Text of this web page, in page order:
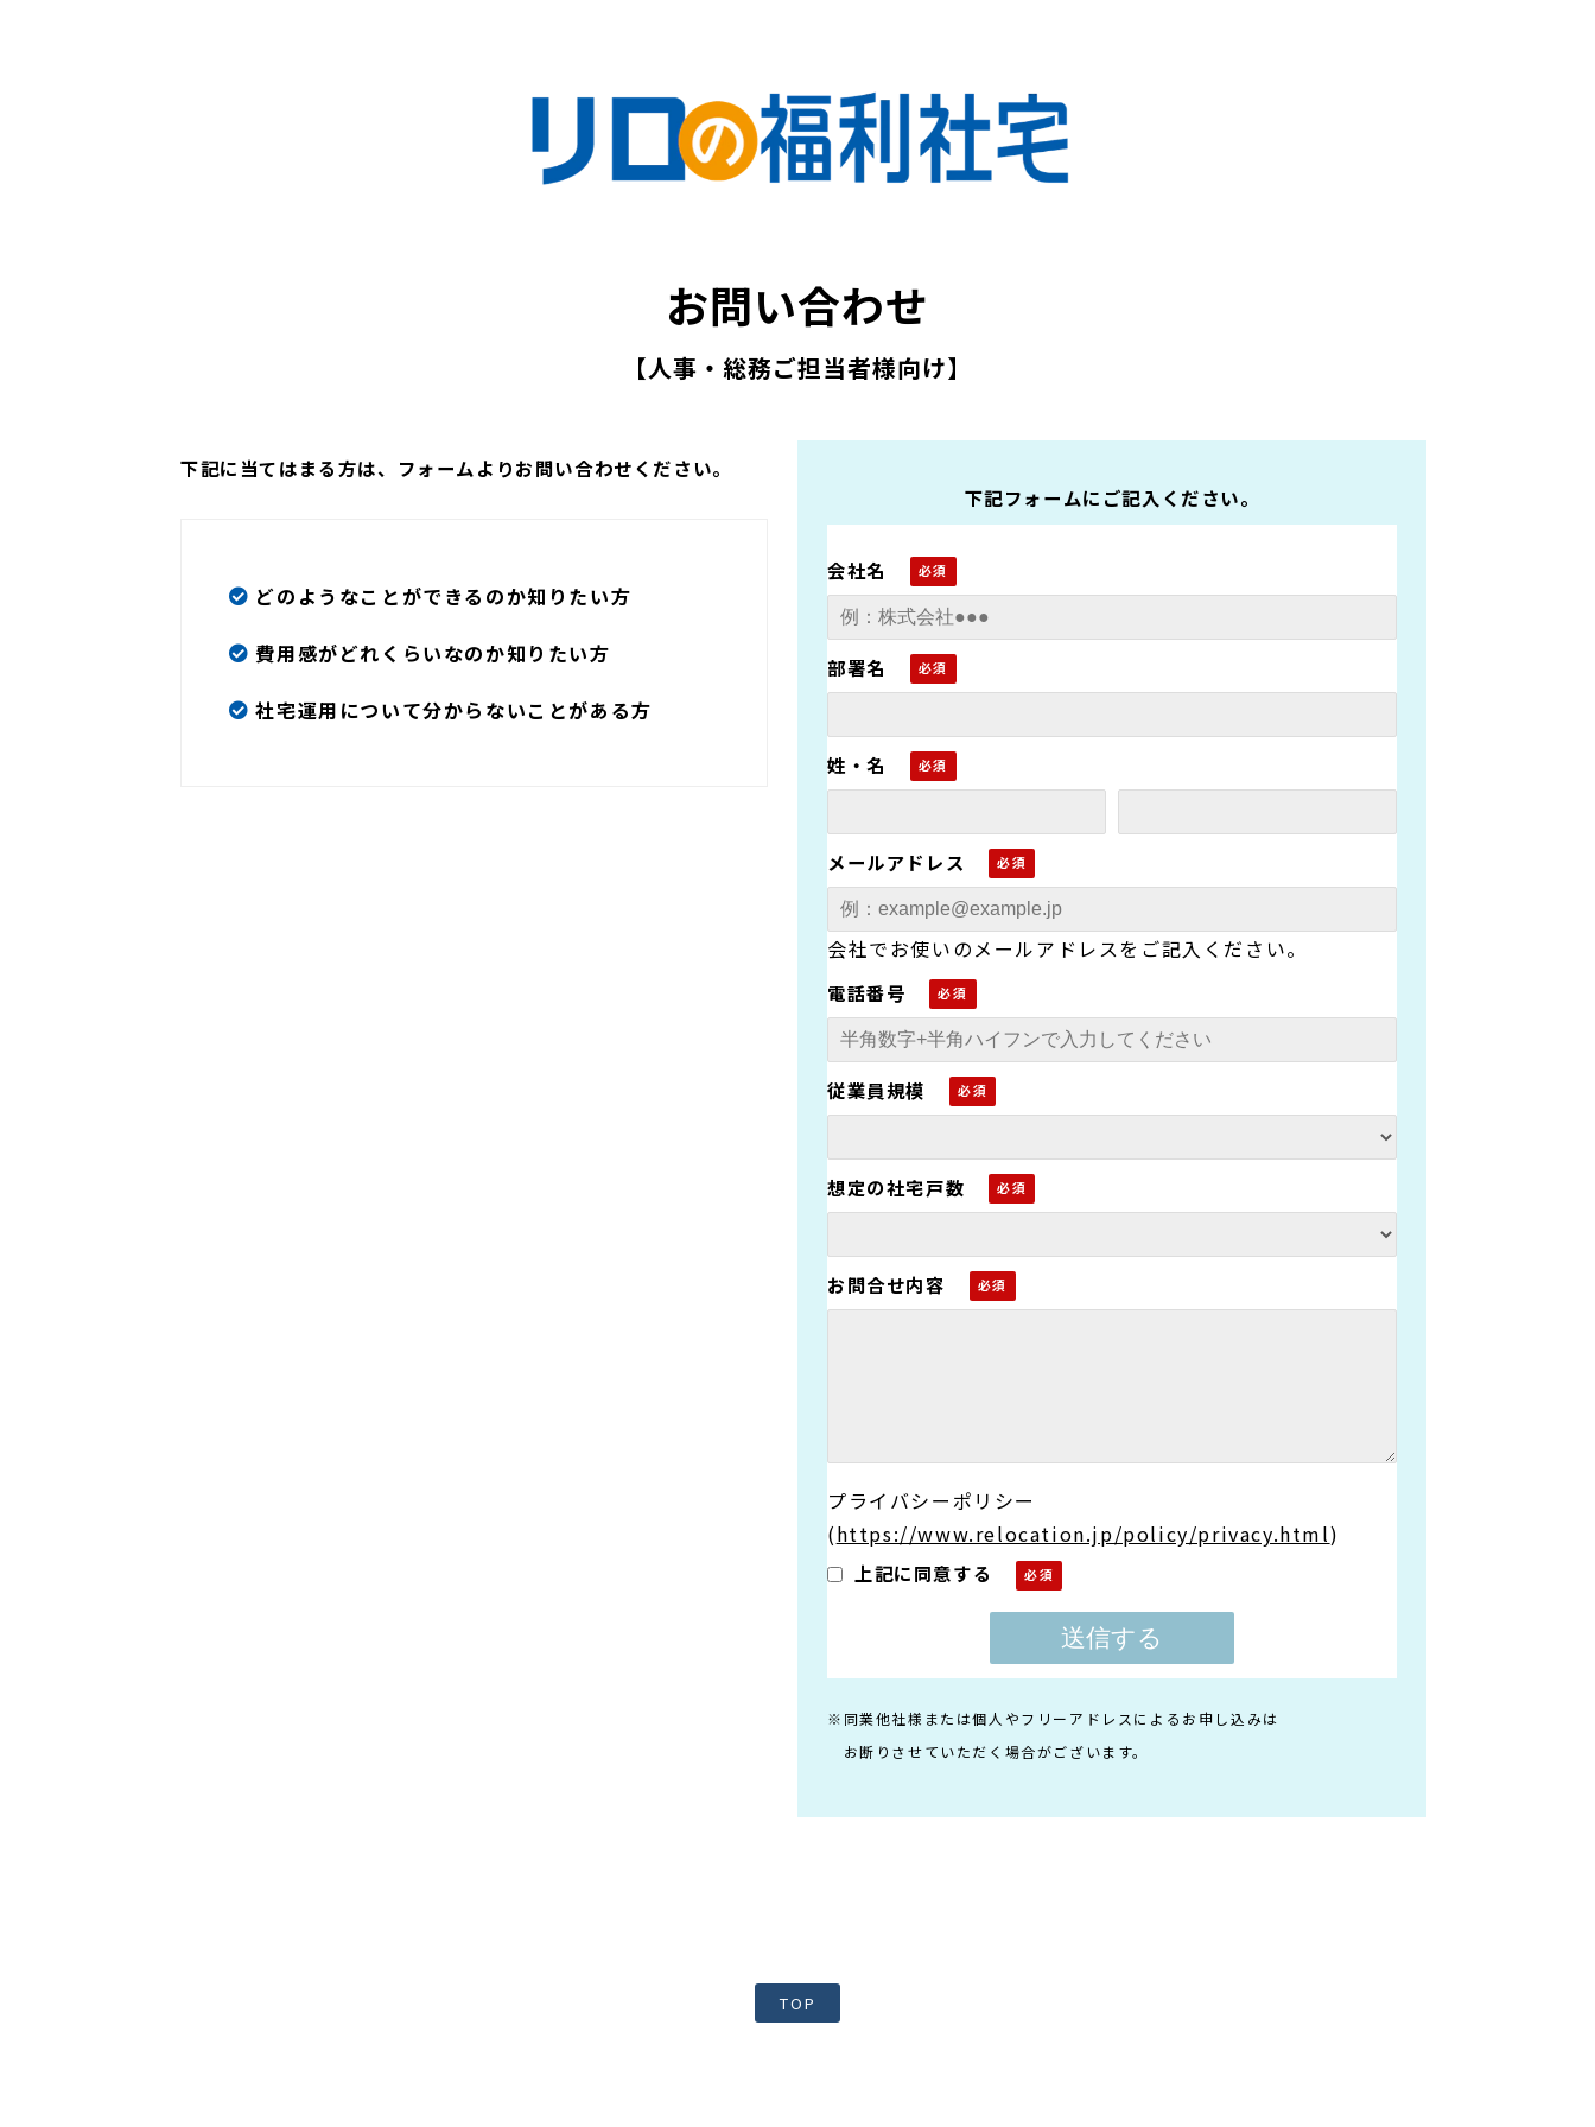
お問い合わせ
【人事・総務ご担当者様向け】
下記に当てはまる方は、フォームよりお問い合わせください。
どのようなことができるのか知りたい方
費用感がどれくらいなのか知りたい方
社宅運用について分からないことがある方
下記フォームにご記入ください。
会社名
部署名
姓・名
メールアドレス
会社でお使いのメールアドレスをご記入ください。
電話番号
従業員規模
想定の社宅戸数
お問合せ内容
プライバシーポリシー
(https://www.relocation.jp/policy/privacy.html)
上記に同意する
※同業他社様または個人やフリーアドレスによるお申し込みは
お断りさせていただく場合がございます。
TOP